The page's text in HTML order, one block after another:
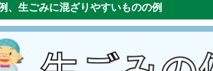
、生ごみに混ざりやすいものの例